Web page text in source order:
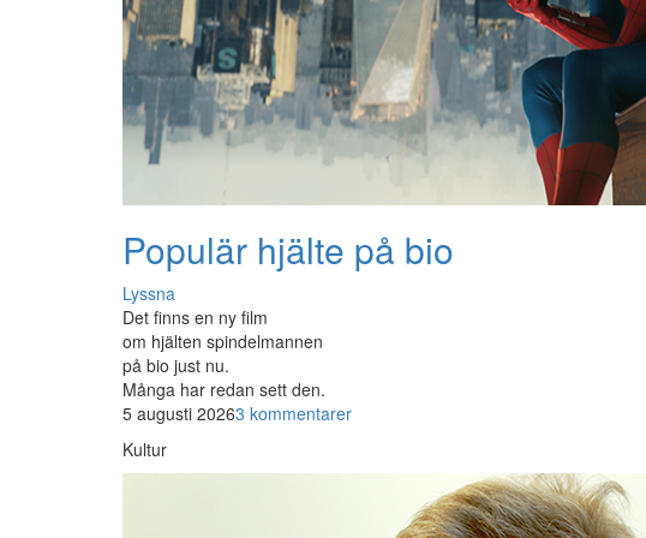
Populär hjälte på bio
Lyssna
Det finns en ny film
om hjälten spindelmannen
på bio just nu.
Många har redan sett den.
5 augusti 20263 kommentarer
Kultur